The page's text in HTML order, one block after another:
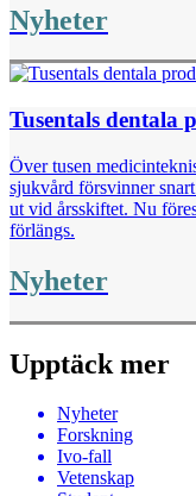
Nyheter
Tusentals dentala
Över tusen
sjukvård försvinner
ut vid årsskiftet. Nu
förlängs.
Nyheter
Upptäck mer
Nyheter
Forskning
Ivo-fall
Vetenskap